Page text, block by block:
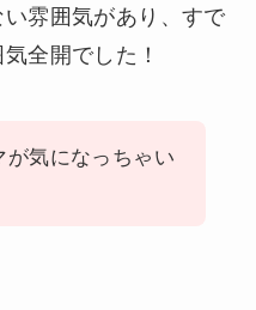
雰囲気があり、すで
全開でした！
が気になっちゃい